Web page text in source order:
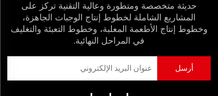
حديثة متخصصة ومتطورة وعالية التقنية تركز على
المشاريع الشاملة لخطوط إنتاج الوجبات الجاهزة،
وخطوط إنتاج الأطعمة المعلبة، وخطوط التعبئة والتغليف
في المراحل النهائية.